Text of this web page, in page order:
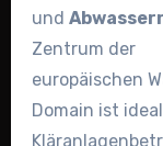
und
Zentrum der
europäischen
Domain ist